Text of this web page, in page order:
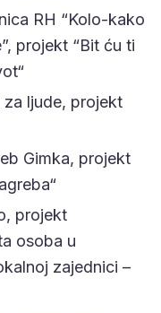
RH “Kolo-kako
projekt “Bit ću ti
za ljude, projekt
Gimka, projekt
projekt
osoba u
zajednici –